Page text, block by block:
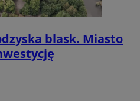
blask. Miasto